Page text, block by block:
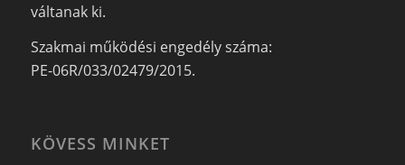
váltanak ki.
Szakmai működési engedély száma:
PE-06R/033/02479/2015.
KÖVESS MINKET